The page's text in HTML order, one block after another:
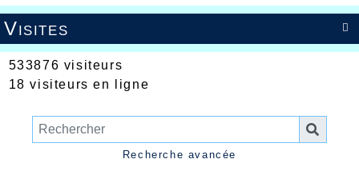

Visites
533876 visiteurs
18 visiteurs en ligne
Recherche avancée